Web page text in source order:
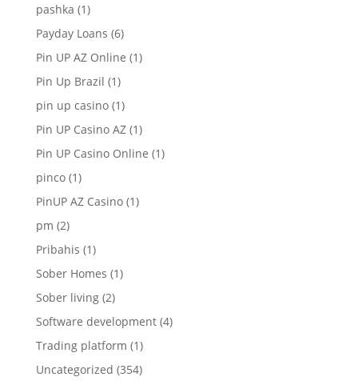
pashka (1)
Payday Loans (6)
Pin UP AZ Online (1)
Pin Up Brazil (1)
pin up casino(1)
Pin UP Casino AZ(1)
Pin UP Casino Online (1)
pinco(1)
PinUP AZ Casino(1)
pm (2)
Pribahis (1)
Sober Homes (1)
Sober living(2)
Software development(4)
Trading platform (1)
Uncategorized (354)